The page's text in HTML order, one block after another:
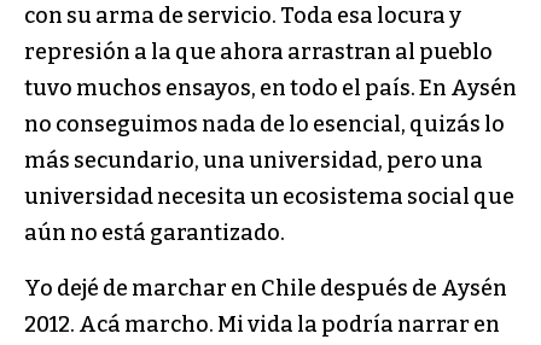
con su arma de servicio. Toda esa locura y
represión a la que ahora arrastran al pueblo
tuvo muchos ensayos, en todo el país. En Aysén
no conseguimos nada de lo esencial, quizás lo
más secundario, una universidad, pero una
universidad necesita un ecosistema social que
aún no está garantizado.
Yo dejé de marchar en Chile después de Aysén
2012. Acá marcho. Mi vida la podría narrar en